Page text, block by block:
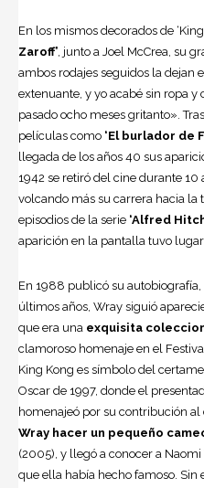
En los mismos decorados de
Zaroff’, junto a Joel McCrea, su
ambos rodajes seguidos la dejan
extenuante, y yo acabé sin ropa
pasado ocho meses gritanto».
películas como ‘El burlador de
llegada de los años 40 sus
1942 se retiró del cine durante 10
volcando más su carrera hacia la
episodios de la serie ‘Alfred
aparición en la pantalla tuvo
En 1988 publicó su autobiografía,
últimos años, Wray siguió
que era una exquisita
clamoroso homenaje en el
King Kong es símbolo del
Oscar de 1997, donde el
homenajeó por su contribución al
Wray hacer un pequeño
(2005), y llegó a conocer a
que ella había hecho famoso. Sin